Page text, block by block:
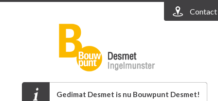
Contact
Gedimat Desmet is nu Bouwpunt Desmet!